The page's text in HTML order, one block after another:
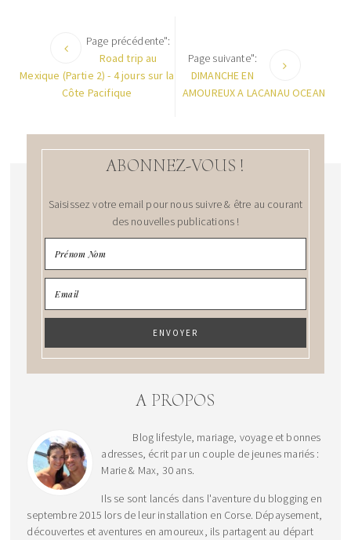
Page précédente":
Road trip au
Mexique (Partie 2) - 4 jours sur la
Côte Pacifique
Page suivante":
DIMANCHE EN
AMOUREUX A LACANAU OCEAN
ABONNEZ-VOUS !
Saisissez votre email pour nous suivre & être au courant
des nouvelles publications !
A PROPOS
Blog lifestyle, mariage, voyage et bonnes
adresses, écrit par un couple de jeunes mariés :
Marie & Max, 30 ans.
Ils se sont lancés dans l'aventure du blogging en
septembre 2015 lors de leur installation en Corse. Dépaysement,
découvertes et aventures en amoureux, ils partagent au départ